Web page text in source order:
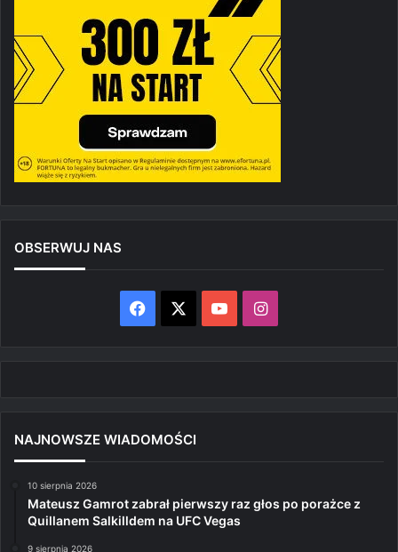
OBSERWUJ NAS
Facebook YouTubeInstagram
NAJNOWSZE WIADOMOŚCI
10 sierpnia 2026
Mateusz Gamrot zabrał pierwszy raz głos po porażce z
Quillanem Salkilldem na UFC Vegas
9 sierpnia 2026